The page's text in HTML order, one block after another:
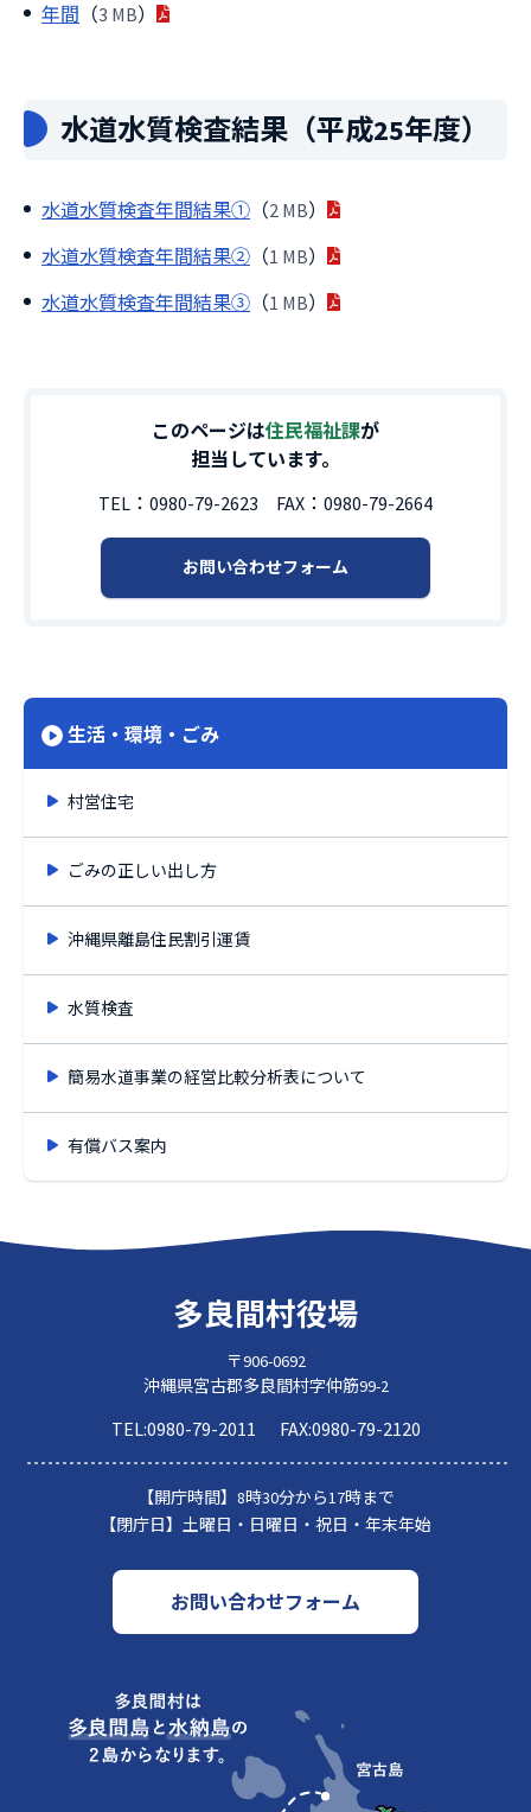
年間 （3 MB）
水道水質検査結果（平成25年度）
水道水質検査年間結果① （2 MB）
水道水質検査年間結果② （1 MB）
水道水質検査年間結果③ （1 MB）
このページは住民福祉課が
担当しています。
TEL： 0980-79-2623 FAX： 0980-79-2664
お問い合わせフォーム
生活・環境・ごみ
村営住宅
ごみの正しい出し方
沖縄県離島住民割引運賃
水質検査
簡易水道事業の経営比較分析表について
有償バス案内
多良間村役場
〒906-0692
沖縄県宮古郡多良間村字仲筋99-2
TEL:0980-79-2011 FAX:0980-79-2120
【開庁時間】 8時30分から17時まで
【閉庁日】 土曜日・日曜日・祝日・年末年始
お問い合わせフォーム